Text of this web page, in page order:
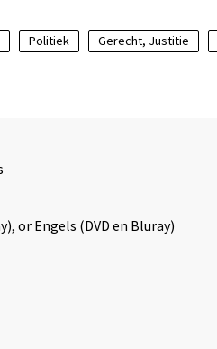
Politiek Gerecht, Justitie
or Engels (DVD en Bluray)